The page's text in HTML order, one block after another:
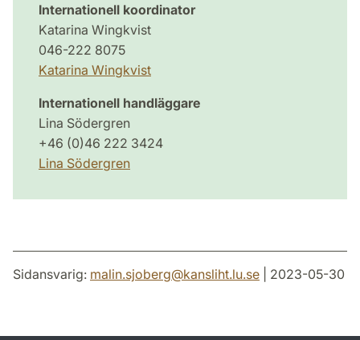
Internationell koordinator
Katarina Wingkvist
046-222 8075
Katarina Wingkvist
Internationell handläggare
Lina Södergren
+46 (0)46 222 3424
Lina Södergren
Sidansvarig: malin.sjoberg@kansliht.lu.se | 2023-05-30